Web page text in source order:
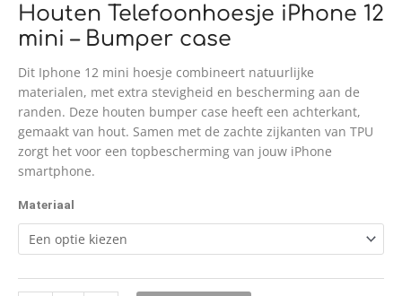
Houten Telefoonhoesje iPhone 12
mini – Bumper case
Dit Iphone 12 mini hoesje combineert natuurlijke
materialen, met extra stevigheid en bescherming aan de
randen. Deze houten bumper case heeft een achterkant,
gemaakt van hout. Samen met de zachte zijkanten van TPU
zorgt het voor een topbescherming van jouw iPhone
smartphone.
Materiaal